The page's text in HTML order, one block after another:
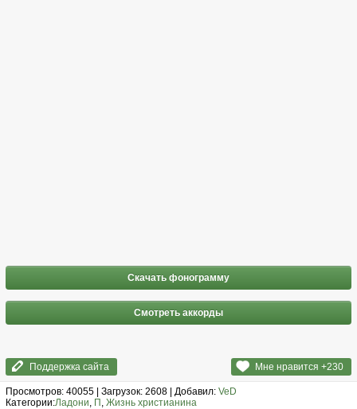
Скачать фонограмму
Смотреть аккорды
Мне нравится +230
Поддержка сайта
Просмотров: 40055 | Загрузок: 2608 | Добавил: VeD
Категории:Ладони, П , Жизнь христианина